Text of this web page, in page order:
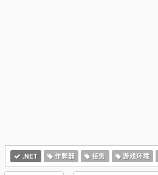
.NET 作弊器 任务 游戏环境